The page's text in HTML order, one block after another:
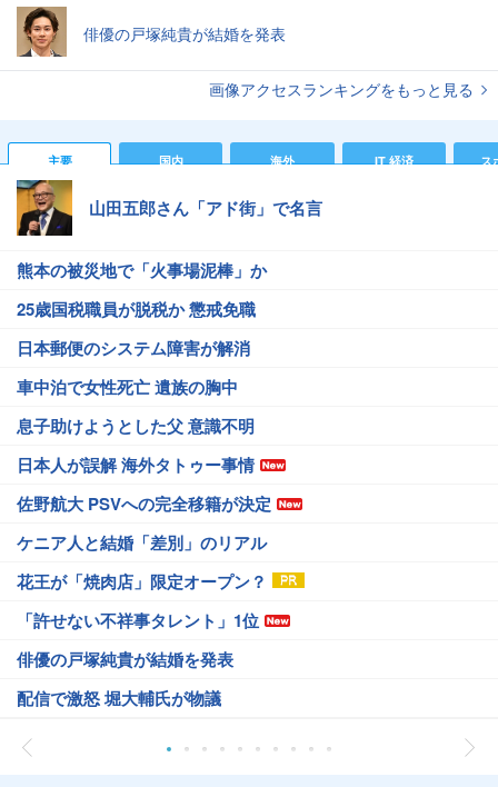
俳優の戸塚純貴が結婚を発表
画像アクセスランキングをもっと見る
主要 国内 海外 IT 経済 ス
山田五郎さん「アド街」で名言
熊本の被災地で「火事場泥棒」か
25歳国税職員が脱税か 懲戒免職
日本郵便のシステム障害が解消
車中泊で女性死亡 遺族の胸中
息子助けようとした父 意識不明
日本人が誤解 海外タトゥー事情
佐野航大 PSVへの完全移籍が決定
ケニア人と結婚「差別」のリアル
花王が「焼肉店」限定オープン？
「許せない不祥事タレント」1位
俳優の戸塚純貴が結婚を発表
配信で激怒 堀大輔氏が物議